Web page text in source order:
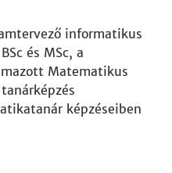
informatikus
és MSc, a
Matematikus
képzéseiben